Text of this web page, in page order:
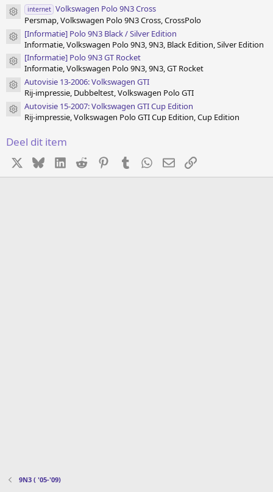
t
e
r
(
r
e
n
)
Item pictogram
internet Volkswagen Polo 9N3 Cross
Persmap, Volkswagen Polo 9N3 Cross, CrossPolo
Item pictogram
[Informatie] Polo 9N3 Black / Silver Edition
Informatie, Volkswagen Polo 9N3, 9N3, Black Edition, Silver Edition
Item pictogram
[Informatie] Polo 9N3 GT Rocket
Informatie, Volkswagen Polo 9N3, 9N3, GT Rocket
Item pictogram
Autovisie 13-2006: Volkswagen GTI
Rij-impressie, Dubbeltest, Volkswagen Polo GTI
Item pictogram
Autovisie 15-2007: Volkswagen GTI Cup Edition
Rij-impressie, Volkswagen Polo GTI Cup Edition, Cup Edition
Deel dit item
BlueskyLinkedIn
Reddit PinterestTumblr WhatsApp
E-mailkoppeling
9N3 ( '05-'09)